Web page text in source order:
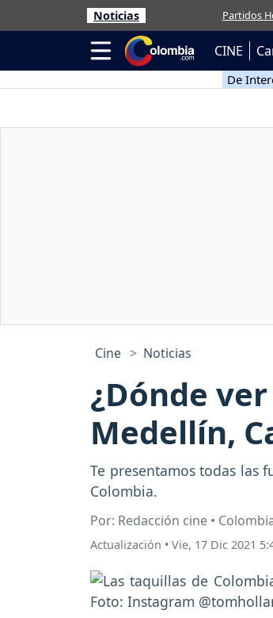
Noticias Partidos
CINE
De
Cine Noticias
¿Dónde
Medellín,
Te presentamos todas las
Colombia.
Por: Redacción cine •
Actualización • Vie, 17 Dic 2021